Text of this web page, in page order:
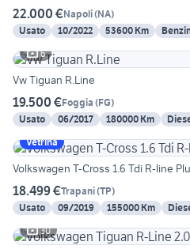
22.000 €Napoli(NA)
Usato
10/2022 53600 Km
6
Vw Tiguan R.Line
19.500 €Foggia (FG)
Usato
06/2017 180000 Km
Vetrina
Volkswagen T-Cross 1.6 Tdi R-line
18.499 €Trapani(TP)
Usato
09/2019 155000 Km
30